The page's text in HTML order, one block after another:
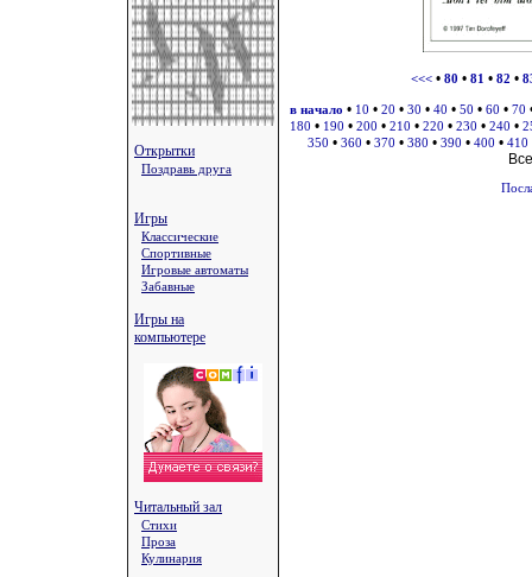
Открытки
Поздравь друга
Игры
Классические
Спортивные
Игровые автоматы
Забавные
Игры на
компьютере
Читальный зал
Стихи
Проза
Кулинария
<<<• 80 • 81 • 82 •
в начало • 10 • 20 • 30 • 40 • 50 • 60 • 70
180 • 190 • 200 • 210 • 220 • 230 • 240 •
350 • 360 • 370 • 380 • 390 • 400 • 410